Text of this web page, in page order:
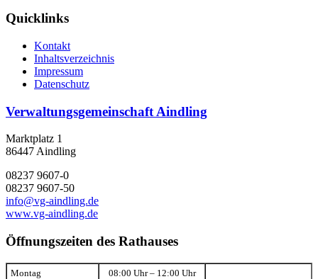
Quicklinks
Kontakt
Inhaltsverzeichnis
Impressum
Datenschutz
Verwaltungsgemeinschaft Aindling
Marktplatz 1
86447 Aindling
08237 9607-0
08237 9607-50
info@vg-aindling.de
www.vg-aindling.de
Öffnungszeiten des Rathauses
Montag 08:00 Uhr – 12:00 Uhr